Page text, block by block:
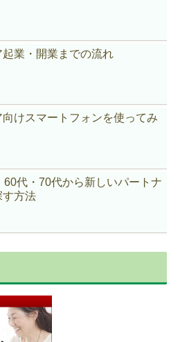
起業・開業までの流れ
向けスマートフォンを使ってみ
60代・70代から新しいパートナ
す方法